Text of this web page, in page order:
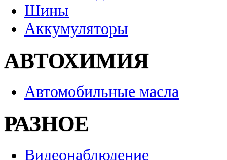
Шины
Аккумуляторы
АВТОХИМИЯ
Автомобильные масла
РАЗНОЕ
Видеонаблюдение